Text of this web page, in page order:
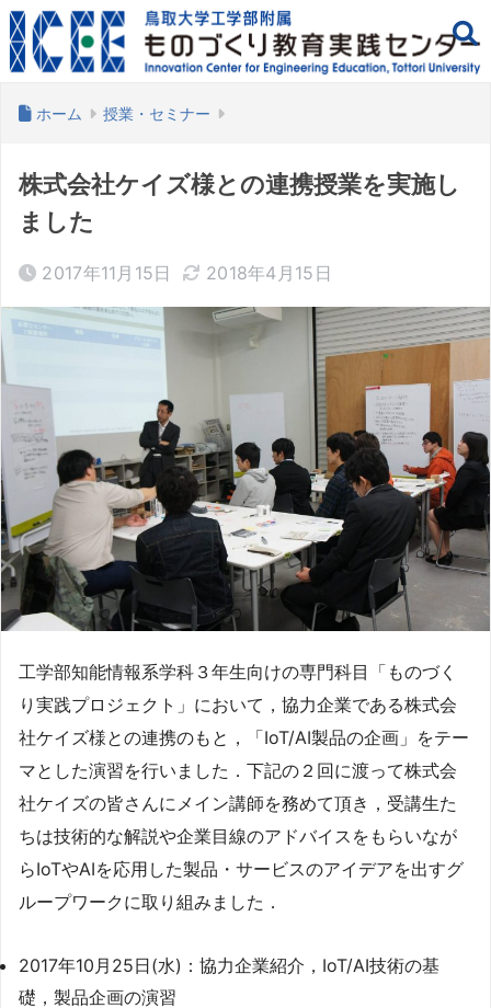
ホーム 授業・セミナー
株式会社ケイズ様との連携授業を実施し
ました
2017年11月15日 2018年4月15日
工学部知能情報系学科３年生向けの専門科目「ものづく
り実践プロジェクト」において，協力企業である株式会
社ケイズ様との連携のもと，「IoT/AI製品の企画」をテー
マとした演習を行いました．下記の２回に渡って株式会
社ケイズの皆さんにメイン講師を務めて頂き，受講生た
ちは技術的な解説や企業目線のアドバイスをもらいなが
らIoTやAIを応用した製品・サービスのアイデアを出すグ
ループワークに取り組みました．
2017年10月25日(水)：協力企業紹介，IoT/AI技術の基
礎，製品企画の演習